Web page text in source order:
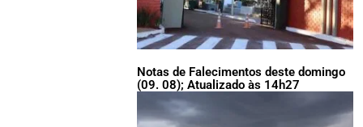
Notas de Falecimentos deste domingo
(09. 08); Atualizado às 14h27